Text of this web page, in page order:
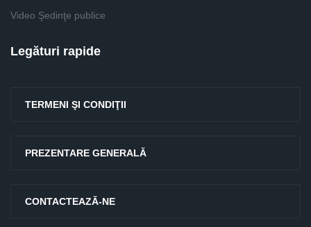
Video Şedinţe publice
Legături rapide
TERMENI ŞI CONDIŢII
PREZENTARE GENERALĂ
CONTACTEAZĂ-NE